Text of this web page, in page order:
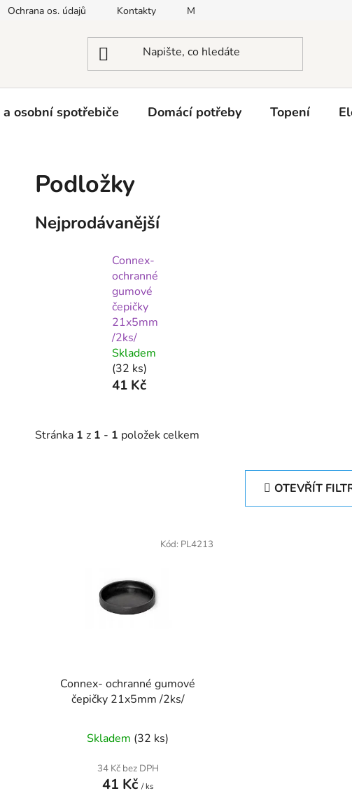
Ochrana os. údajů Kontakty Moje objednávka
a osobní spotřebiče Domácí potřeby Topení
Podložky
Nejprodávanější
Connex-
ochranné
gumové
čepičky
21x5mm
/2ks/
Skladem
(32 ks)
41 Kč
Stránka 1 z 1 - 1 položek celkem
OTEVŘÍT
Connex- ochranné gumové
čepičky 21x5mm /2ks/
Skladem (32 ks)
34 Kč bez DPH
41 Kč/ ks
Kód: PL4213